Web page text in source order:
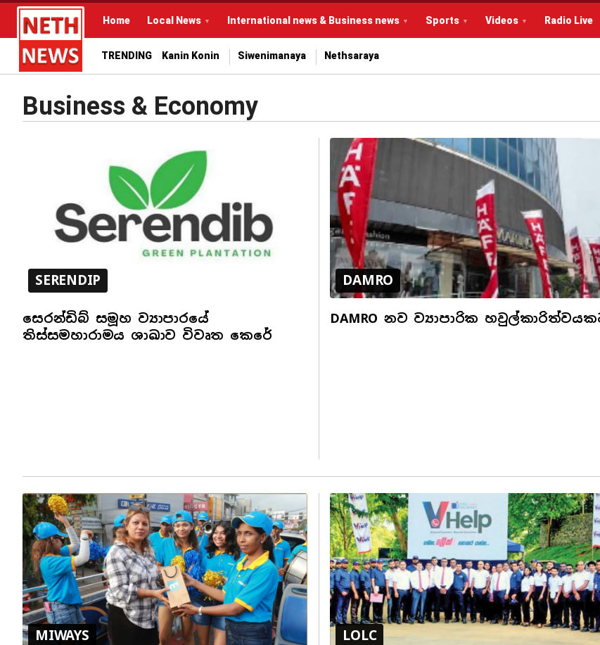
Home Local News International news & Business news Sports Videos Radio Live
TRENDING Kanin Konin Siwenimanaya Nethsaraya
Business & Economy
SERENDIP
සෙරන්ඩිබ් සමූහ ව්‍යාපාරයේ
තිස්සමහාරාමය ශාඛාව විවෘත කෙරේ
DAMRO
DAMRO නව ව්‍යාපාරික
MIWAYS LOLC